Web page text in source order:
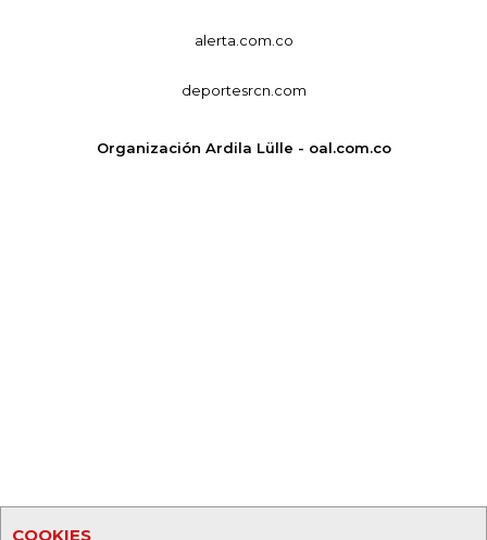
COOKIES
alerta.com.co
deportesrcn.com
Organización Ardila Lülle - oal.com.co